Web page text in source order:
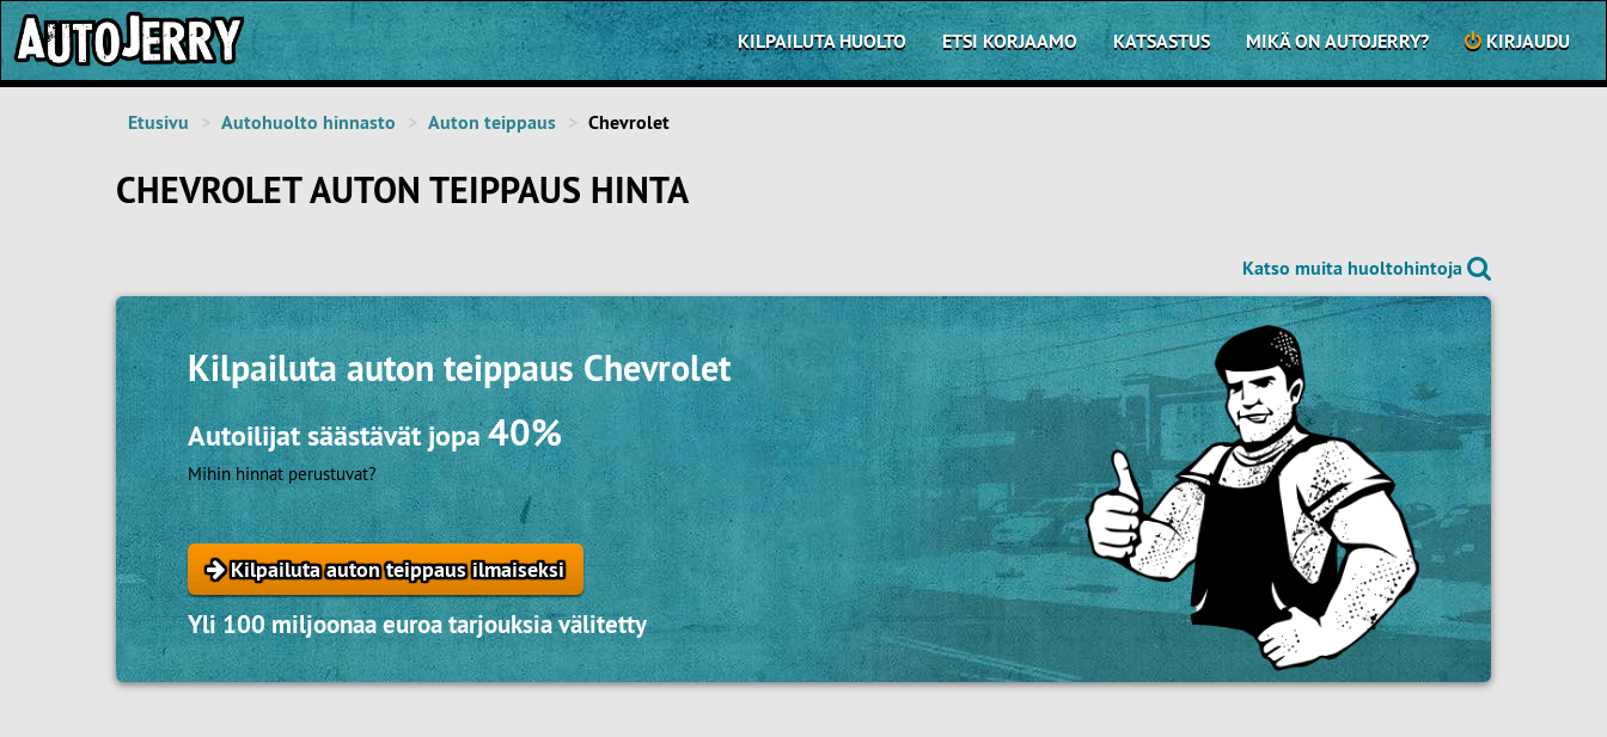
KILPAILUTA HUOLTO ETSI KORJAAMO KATSASTUS MIKÄ ON AUTOJERRY? KIRJAUDU
Etusivu Autohuolto hinnasto Auton teippaus Chevrolet
CHEVROLET AUTON TEIPPAUS HINTA
Katso muita huoltohintoja
Kilpailutaauton teippaus Chevrolet
Autoilijat säästävät jopa40%
Mihin hinnat perustuvat?
Kilpailuta auton teippaus ilmaiseksi
Yli 100 miljoonaa euroa tarjouksia välitetty